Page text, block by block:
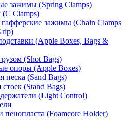
зажимы (Spring Clamps)
Clamps)
зажимы (Chain Clamps
(Apple Boxes, Bags &
(Shot Bags)
опоры (Apple Boxes)
песка (Sand Bags)
(Stand Bags)
(Light Control)
пенопласта (Foamcore Holder)